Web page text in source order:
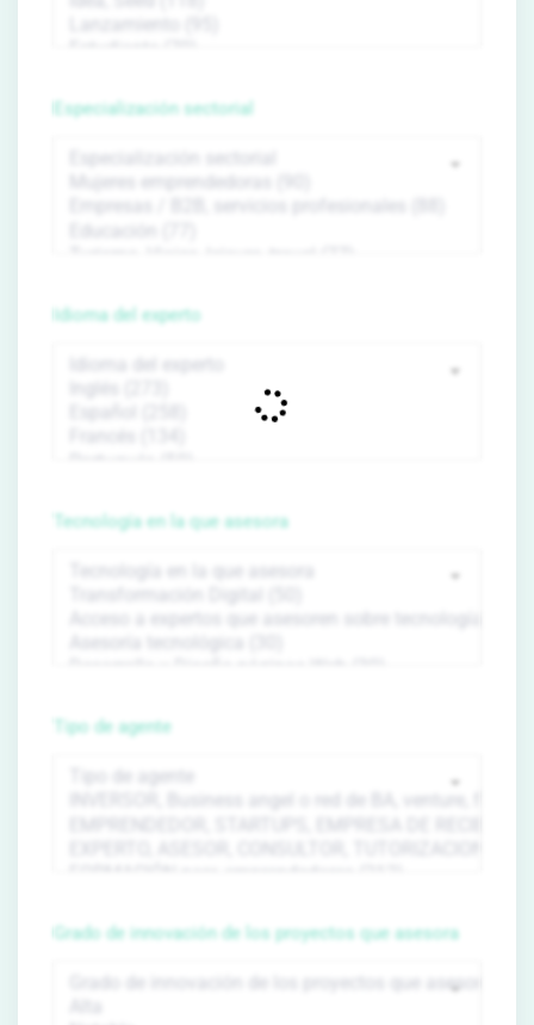
Especialización sectorial
Idioma del experto
Tecnología en la que asesora
Tipo de agente
Grado de innovación de los proyectos que asesora